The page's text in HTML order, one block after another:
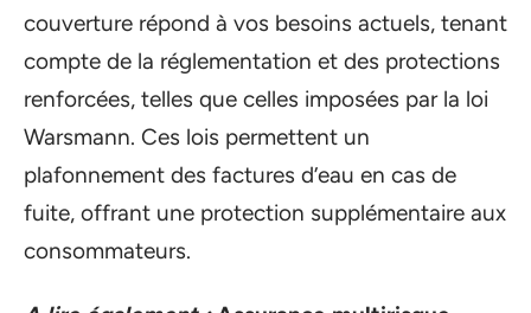
couverture répond à vos besoins actuels, tenant
compte de la réglementation et des protections
renforcées, telles que celles imposées par la loi
Warsmann. Ces lois permettent un
plafonnement des factures d’eau en cas de
fuite, offrant une protection supplémentaire aux
consommateurs.